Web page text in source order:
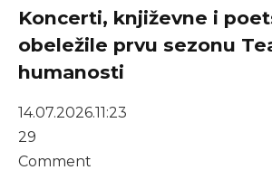
Koncerti, književne i
obeležile prvu sezonu
humanosti
14.07.2026.11:23
29
Comment